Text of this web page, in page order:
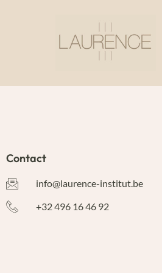
Contact
info@laurence-institut.be
+32 496 16 46 92